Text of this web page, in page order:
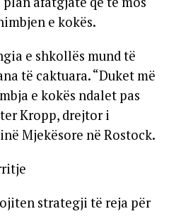
e kokës.
e shkollës mund të
të caktuara. “Duket më
e kokës ndalet pas
Kropp, drejtor i
Mjekësore në Rostock.
strategji të reja për